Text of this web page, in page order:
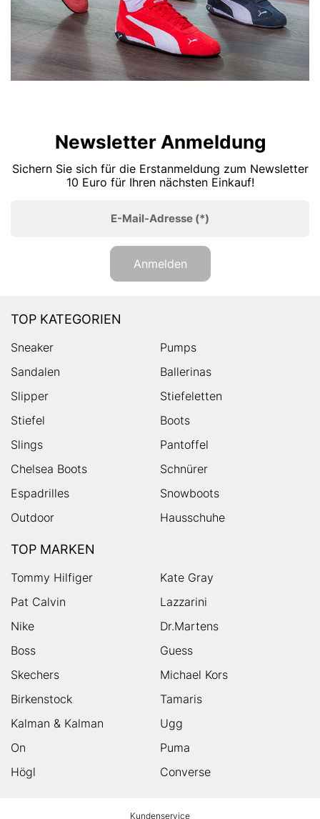
Newsletter Anmeldung
Sichern Sie sich für die Erstanmeldung zum Newsletter
10 Euro für Ihren nächsten Einkauf!
E-Mail-Adresse (*)
Anmelden
TOP KATEGORIEN
Sneaker
Pumps
Sandalen
Ballerinas
Slipper
Stiefeletten
Stiefel
Boots
Slings
Pantoffel
Chelsea Boots
Schnürer
Espadrilles
Snowboots
Outdoor
Hausschuhe
TOP MARKEN
Tommy Hilfiger
Kate Gray
Pat Calvin
Lazzarini
Nike
Dr.Martens
Boss
Guess
Skechers
Michael Kors
Birkenstock
Tamaris
Kalman & Kalman
Ugg
On
Puma
Högl
Converse
Kundenservice